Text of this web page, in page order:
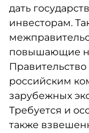
дать
инвесторам.
повышающие
российским
зарубежных
Требуется и
также